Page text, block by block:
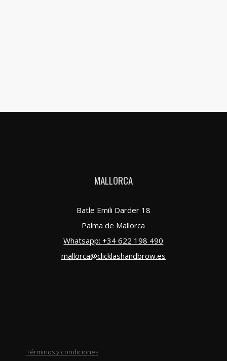
MALLORCA
Batle Emili Darder 18
Palma de Mallorca
Whatsapp:+34 622 198 490
mallorca@clicklashandbrow.es
Términos y condiciones